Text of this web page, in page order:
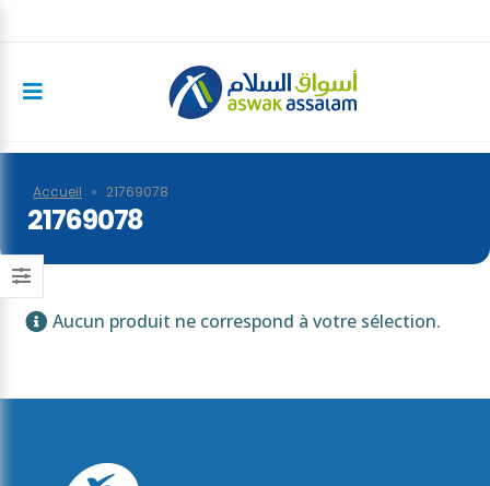
Accueil » 21769078
21769078
Aucun produit ne correspond à votre sélection.